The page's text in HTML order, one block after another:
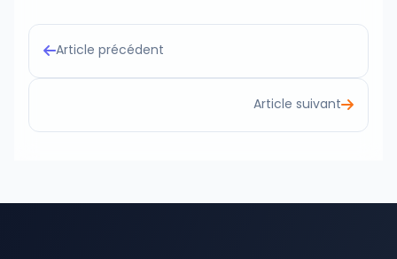
Article précédent
Article suivant